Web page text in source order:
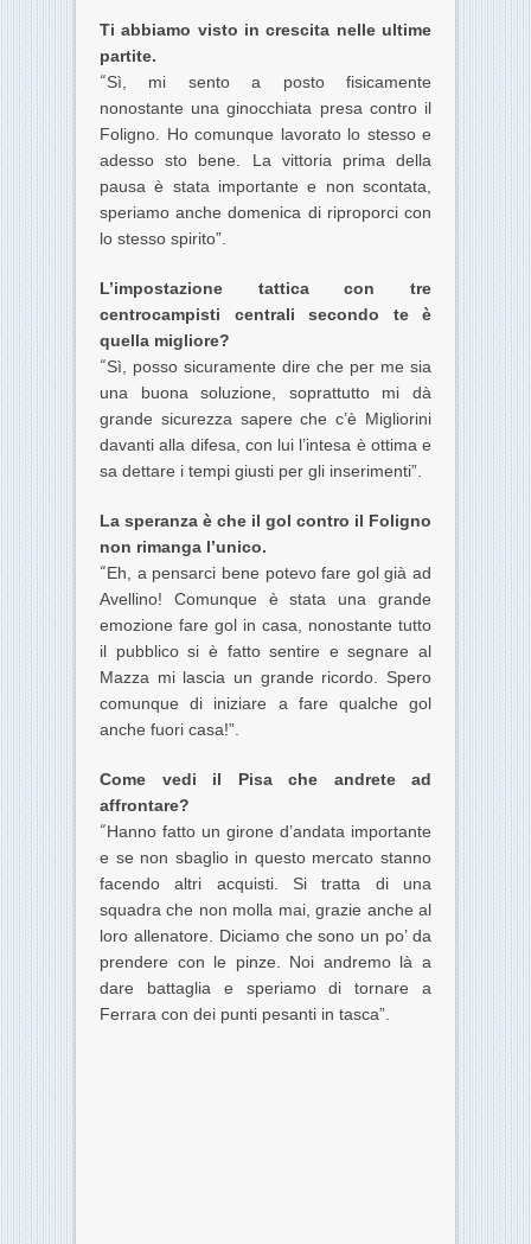
Ti abbiamo visto in crescita nelle ultime
partite.
“Sì, mi sento a posto fisicamente
nonostante una ginocchiata presa contro il
Foligno. Ho comunque lavorato lo stesso e
adesso sto bene. La vittoria prima della
pausa è stata importante e non scontata,
speriamo anche domenica di riproporci con
lo stesso spirito”.
L’impostazione tattica con tre
centrocampisti centrali secondo te è
quella migliore?
“Sì, posso sicuramente dire che per me sia
una buona soluzione, soprattutto mi dà
grande sicurezza sapere che c’è Migliorini
davanti alla difesa, con lui l’intesa è ottima e
sa dettare i tempi giusti per gli inserimenti”.
La speranza è che il gol contro il Foligno
non rimanga l’unico.
“Eh, a pensarci bene potevo fare gol già ad
Avellino! Comunque è stata una grande
emozione fare gol in casa, nonostante tutto
il pubblico si è fatto sentire e segnare al
Mazza mi lascia un grande ricordo. Spero
comunque di iniziare a fare qualche gol
anche fuori casa!”.
Come vedi il Pisa che andrete ad
affrontare?
“Hanno fatto un girone d’andata importante
e se non sbaglio in questo mercato stanno
facendo altri acquisti. Si tratta di una
squadra che non molla mai, grazie anche al
loro allenatore. Diciamo che sono un po’ da
prendere con le pinze. Noi andremo là a
dare battaglia e speriamo di tornare a
Ferrara con dei punti pesanti in tasca”.